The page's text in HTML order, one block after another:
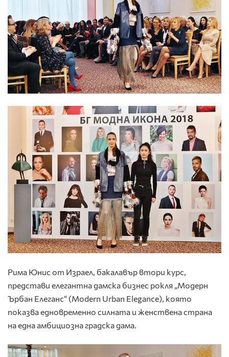
Рима Юнис от Израел, бакалавър втори курс,
представи елегантна дамска бизнес рокля „Модерн
Ърбан Елеганс“ (Modern Urban Elegance), която
показва едновременно силната и женствена страна
на една амбициозна градска дама.